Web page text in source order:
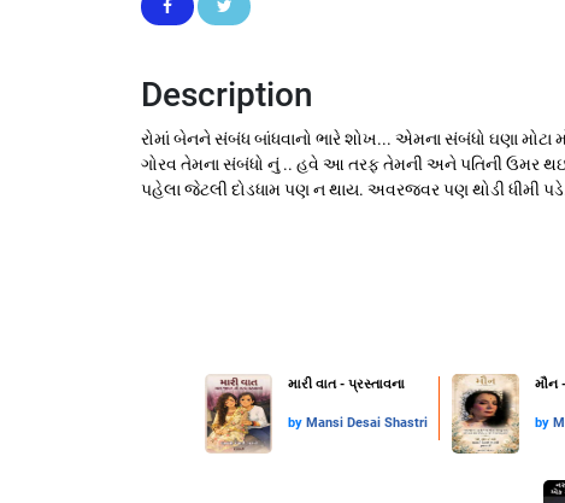
Description
રોમાં બેનને સંબંધ બાંધવાનો ભારે શોખ... એમના સંબંધો ઘણા
ગોરવ તેમના સંબંધો નું .. હવે આ તરફ તેમની અને પતિની ઉમર
પહેલા જેટલી દોડધામ પણ ન થાય. અવરજવર પણ થોડી ધીમી
મારી વાત - પ્રસ્તાવના
by Mansi Desai Shastri
મૌન
by